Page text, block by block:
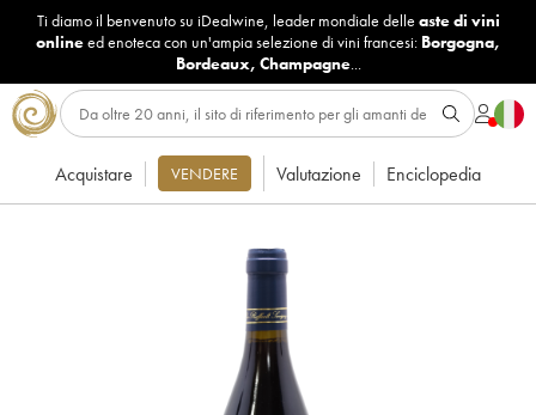
Ti diamo il benvenuto su iDealwine, leader mondiale delle aste di vini
onlineed enoteca con un'ampia selezione di vini francesi: Borgogna,
Bordeaux, Champagne...
Acquistare VENDERE Valutazione Enciclopedia